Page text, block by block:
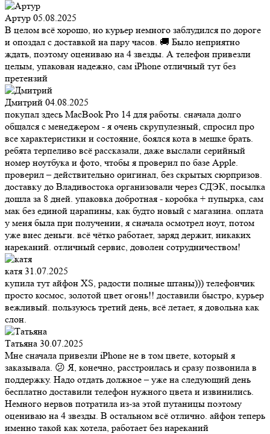
Артур 05.08.2025
В целом всё хорошо, но курьер немного заблудился по дороге
и опоздал с доставкой на пару часов. 🚚 Было неприятно
ждать, поэтому оцениваю на 4 звезды. А телефон привезли
целым, упакован надежно, сам iPhone отличный тут без
претензий
Дмитрий 04.08.2025
покупал здесь MacBook Pro 14 для работы. сначала долго
общался с менеджером - я очень скрупулезный, спросил про
все характеристики и состояние, боялся кота в мешке брать.
ребята терпеливо всё рассказали, даже выслали серийный
номер ноутбука и фото, чтобы я проверил по базе Apple.
проверил – действительно оригинал, без скрытых сюрпризов.
доставку до Владивостока организовали через СДЭК, посылка
дошла за 8 дней. упаковка добротная - коробка + пупырка, сам
мак без единой царапины, как будто новый с магазина. оплата
у меня была при получении, я сначала осмотрел ноут, потом
уже внес деньги. всё чётко работает, заряд держит, никаких
нареканий. отличный сервис, доволен сотрудничеством!
катя 31.07.2025
купила тут айфон XS, радости полные штаны))) телефончик
просто космос, золотой цвет огонь!! доставили быстро, курьер
вежливый. пользуюсь третий день, всё летает, я довольна как
слон.
Татьяна 30.07.2025
Мне сначала привезли iPhone не в том цвете, который я
заказывала. 😕 Я, конечно, расстроилась и сразу позвонила в
поддержку. Надо отдать должное – уже на следующий день
бесплатно доставили телефон нужного цвета и извинились.
Немного нервов потратила из-за этой путаницы поэтому
оцениваю на 4 звезды. В остальном всё отлично. айфон теперь
именно такой как хотела, работает без нареканий